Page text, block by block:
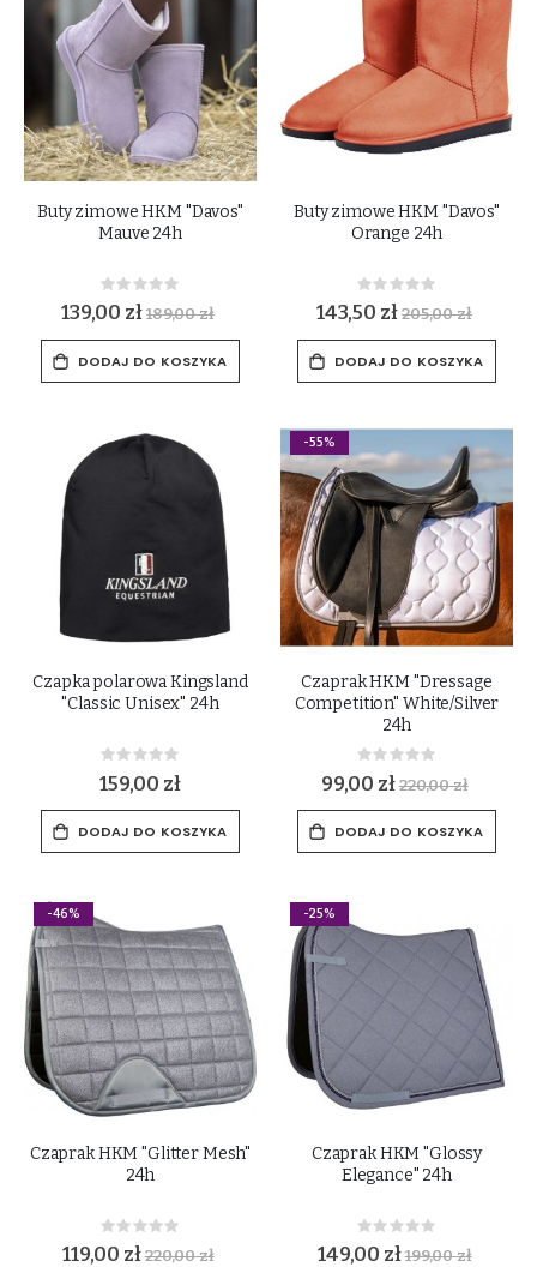
Buty zimowe HKM "Davos"
Mauve 24h
Rating:
0%
139,00 zł189,00 zł
DODAJ DO KOSZYKA
Buty zimowe HKM "Davos"
Orange 24h
Rating:
0%
143,50 zł205,00 zł
DODAJ DO KOSZYKA
Czapka polarowa Kingsland
"Classic Unisex" 24h
Rating:
0%
159,00 zł
DODAJ DO KOSZYKA
-55%
Czaprak HKM "Dressage
Competition" White/Silver
24h
Rating:
0%
99,00 zł220,00 zł
DODAJ DO KOSZYKA
-46%
Czaprak HKM "Glitter Mesh"
24h
Rating:
0%
119,00 zł220,00 zł
-25%
Czaprak HKM "Glossy
Elegance" 24h
Rating:
0%
149,00 zł199,00 zł